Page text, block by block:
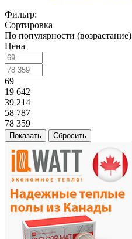
Фильтр:
Сортировка
По популярности (возрастание)
Цена
69
19 642
39 214
58 787
78 359
Показать Сбросить